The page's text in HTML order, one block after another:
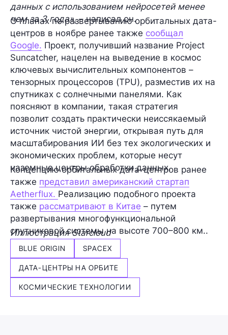
данных с использованием нейросетей менее
чем за 3 года», – написал он.
О планах по развертыванию орбитальных дата-
центров в ноябре ранее также сообщал
Google. Проект, получивший название Project
Suncatcher, нацелен на выведение в космос
ключевых вычислительных компонентов –
тензорных процессоров (TPU), разместив их на
спутниках с солнечными панелями. Как
поясняют в компании, такая стратегия
позволит создать практически неиссякаемый
источник чистой энергии, открывая путь для
масштабирования ИИ без тех экологических и
экономических проблем, которые несут
наземные центры обработки данных.
Концепцию орбитальных дата-центров ранее
также представил американский стартап
Aetherflux. Реализацию подобного проекта
также рассматривают в Китае – путем
развертывания многофункциональной
спутниковой системы на высоте 700–800 км..
Иллюстрация Starcloud
BLUE ORIGIN SPACEX
ДАТА-ЦЕНТРЫ НА ОРБИТЕ
КОСМИЧЕСКИЕ ТЕХНОЛОГИИ